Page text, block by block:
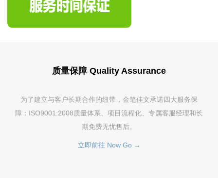
质量保障 Quality Assurance
为了建立与客户长期合作的纽带，金笔佳文承诺四大服务保
障：ISO9001:2008质量体系、项目流程化、专属客服经理和长
期免费无忧售后。
立即前往 Now Go →